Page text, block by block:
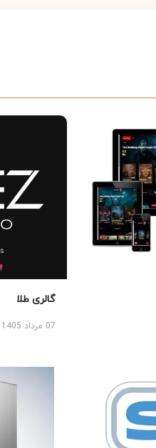
گالری طلا
07 مرداد 1405